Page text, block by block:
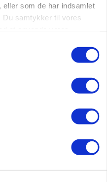
eller som de har indsamlet
Du samtykker til vores
er efterårets største